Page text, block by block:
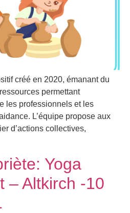
créé en 2020, émanant du
permettant
les professionnels et les
L’équipe propose aux
d’actions collectives,
Yoga
– Altkirch -10